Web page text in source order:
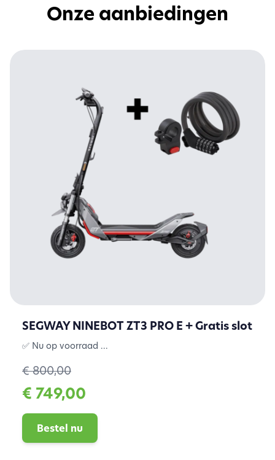
Onze aanbiedingen
SEGWAY NINEBOT ZT3 PRO E + Gratis slot
✅ Nu op voorraad ...
€ 800,00
€ 749,00
Bestel nu